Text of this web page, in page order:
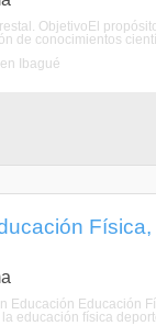
ObjetivoEl
de conocimientos
Ibagué
Educación Educación
educación física